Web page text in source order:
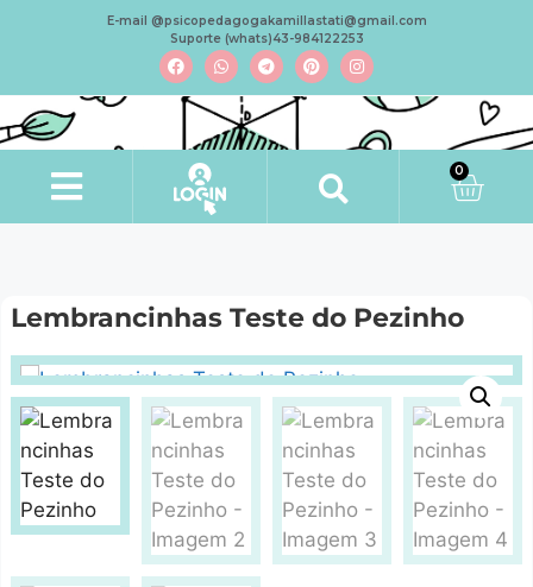
E-mail @psicopedagogakamillastati@gmail.com
Suporte (whats)43-984122253
0
Lembrancinhas Teste do Pezinho